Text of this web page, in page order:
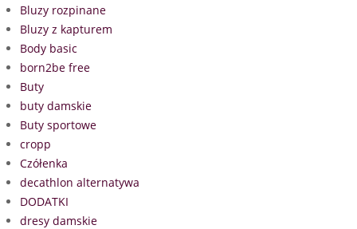
Bluzy rozpinane
Bluzy z kapturem
Body basic
born2be free
Buty
buty damskie
Buty sportowe
cropp
Czółenka
decathlon alternatywa
DODATKI
dresy damskie